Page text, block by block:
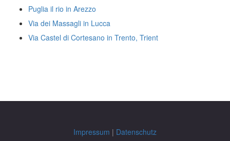
Puglia il rio in Arezzo
Via dei Massagli in Lucca
Via Castel di Cortesano in Trento, Trient
Impressum | Datenschutz